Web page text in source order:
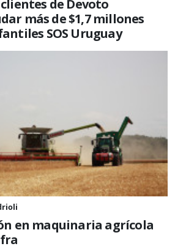
de Devoto
más de $1,7 millones
SOS Uruguay
en maquinaria agrícola